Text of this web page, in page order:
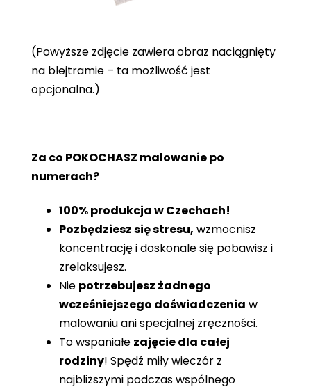
(Powyższe zdjęcie zawiera obraz naciągnięty
na blejtramie – ta możliwość jest
opcjonalna.)
Za co POKOCHASZ malowanie po
numerach?
100% produkcja w Czechach!
Pozbędziesz się stresu, wzmocnisz
koncentrację i doskonale się pobawisz i
zrelaksujesz.
Nie potrzebujesz żadnego
wcześniejszego doświadczenia w
malowaniu ani specjalnej zręczności.
To wspaniałe zajęcie dla całej
rodziny! Spędź miły wieczór z
najbliższymi podczas wspólnego